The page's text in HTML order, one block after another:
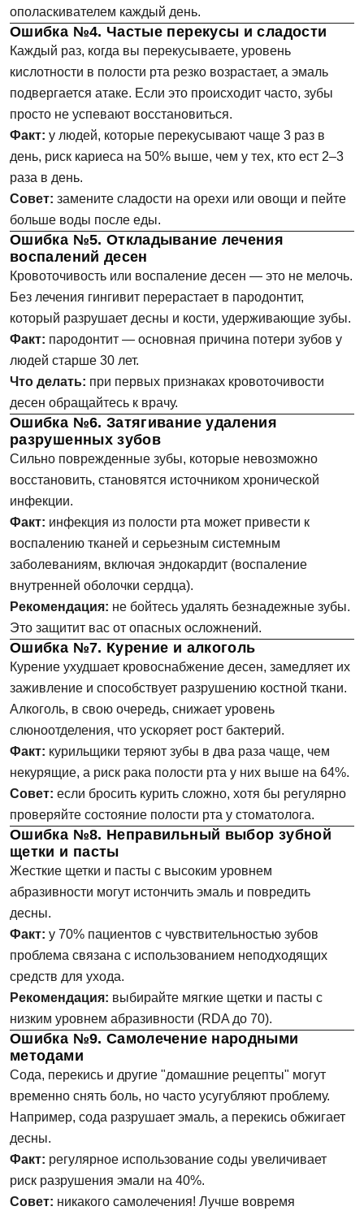
ополаскивателем каждый день.
Ошибка №4. Частые перекусы и сладости
Каждый раз, когда вы перекусываете, уровень
кислотности в полости рта резко возрастает, а эмаль
подвергается атаке. Если это происходит часто, зубы
просто не успевают восстановиться.
Факт: у людей, которые перекусывают чаще 3 раз в
день, риск кариеса на 50% выше, чем у тех, кто ест 2–3
раза в день.
Совет: замените сладости на орехи или овощи и пейте
больше воды после еды.
Ошибка №5. Откладывание лечения
воспалений десен
Кровоточивость или воспаление десен — это не мелочь.
Без лечения гингивит перерастает в пародонтит,
который разрушает десны и кости, удерживающие зубы.
Факт: пародонтит — основная причина потери зубов у
людей старше 30 лет.
Что делать: при первых признаках кровоточивости
десен обращайтесь к врачу.
Ошибка №6. Затягивание удаления
разрушенных зубов
Сильно поврежденные зубы, которые невозможно
восстановить, становятся источником хронической
инфекции.
Факт: инфекция из полости рта может привести к
воспалению тканей и серьезным системным
заболеваниям, включая эндокардит (воспаление
внутренней оболочки сердца).
Рекомендация: не бойтесь удалять безнадежные зубы.
Это защитит вас от опасных осложнений.
Ошибка №7. Курение и алкоголь
Курение ухудшает кровоснабжение десен, замедляет их
заживление и способствует разрушению костной ткани.
Алкоголь, в свою очередь, снижает уровень
слюноотделения, что ускоряет рост бактерий.
Факт: курильщики теряют зубы в два раза чаще, чем
некурящие, а риск рака полости рта у них выше на 64%.
Совет: если бросить курить сложно, хотя бы регулярно
проверяйте состояние полости рта у стоматолога.
Ошибка №8. Неправильный выбор зубной
щетки и пасты
Жесткие щетки и пасты с высоким уровнем
абразивности могут истончить эмаль и повредить
десны.
Факт: у 70% пациентов с чувствительностью зубов
проблема связана с использованием неподходящих
средств для ухода.
Рекомендация: выбирайте мягкие щетки и пасты с
низким уровнем абразивности (RDA до 70).
Ошибка №9. Самолечение народными
методами
Сода, перекись и другие "домашние рецепты" могут
временно снять боль, но часто усугубляют проблему.
Например, сода разрушает эмаль, а перекись обжигает
десны.
Факт: регулярное использование соды увеличивает
риск разрушения эмали на 40%.
Совет: никакого самолечения! Лучше вовремя
Запись на прием
Задать вопрос
ФИО
Телефон
E-mail